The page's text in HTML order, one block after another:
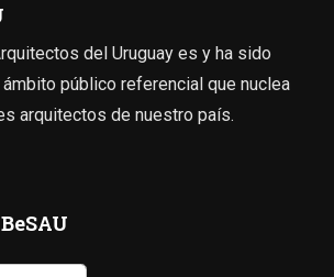
del Uruguay es y ha sido
público referencial que nuclea
arquitectos de nuestro país.